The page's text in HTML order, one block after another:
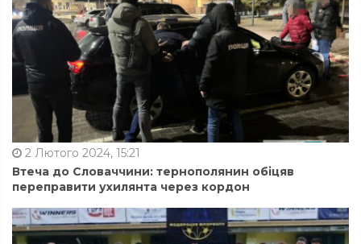
2 Лютого 2024, 15:21
Втеча до Словаччини: тернополянин обіцяв
переправити ухилянта через кордон